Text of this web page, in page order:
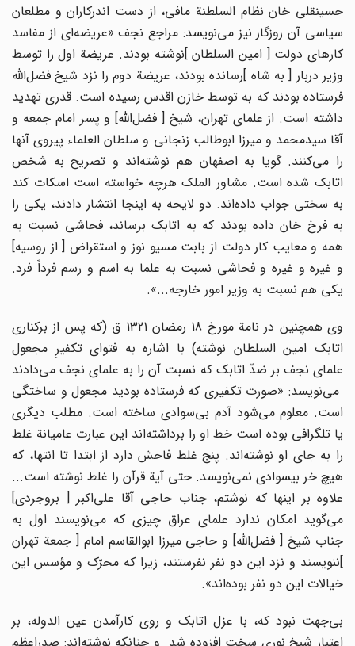
حسینقلى خان نظام السلطنة مافى، از دست اندرکاران و مطلعان
سیاسى آن روزگار نیز مى‌نویسد: مراجع نجف «عریضه‌اى از مفاسد
کارهاى دولت [ امین السلطان ]نوشته بودند. عریضة اول را توسط
وزیر دربار [ به شاه ]رسانده بودند، عریضة دوم را نزد شیخ فضل‌اللّه‌
فرستاده بودند که به توسط خازن اقدس رسیده است. قدرى تهدید
داشته است. از علماى تهران، شیخ [ فضل‌اللّه‌] و پسر امام جمعه و
آقا سیدمحمد و میرزا ابوطالب زنجانى و سلطان العلماء پیروى آنها
را مى‌کنند. گویا به اصفهان هم نوشته‌اند و تصریح به شخص
اتابک شده است. مشاور الملک هرچه خواسته است اسکات کند
به سختى جواب داده‌اند. دو لایحه به اینجا انتشار دادند، یکى را
به فرخ خان داده بودند که به اتابک برساند، فحاشى نسبت به
همه و معایب کار دولت از بابت مسیو نوز و استقراض [ از روسیه]
و غیره و غیره و فحاشى نسبت به علما به اسم و رسم فرداً فرد.
یکى هم نسبت به وزیر امور خارجه...».
وى همچنین در نامة مورخ 18 رمضان 1321 ق (که پس از برکنارى
اتابک امین السلطان نوشته) با اشاره به فتواى تکفیرِ مجعول
علماى نجف بر ضدّ اتابک که نسبت آن را به علماى نجف مى‌دادند
مى‌نویسد: «صورت تکفیرى که فرستاده بودید مجعول و ساختگى
است. معلوم مى‌شود آدم بى‌سوادى ساخته است. مطلب دیگرى
یا تلگرافى بوده است خط او را برداشته‌اند این عبارت عامیانة غلط
را به جاى او نوشته‌اند. پنج غلط فاحش دارد از ابتدا تا انتها، که
هیچ خر بیسوادى نمى‌نویسد. حتى آیة قرآن را غلط نوشته است...
علاوه بر اینها که نوشتم، جناب حاجى آقا على‌اکبر [ بروجردى]
مى‌گوید امکان ندارد علماى عراق چیزى که مى‌نویسند اول به
جناب شیخ [ فضل‌اللّه‌] و حاجى میرزا ابوالقاسم امام [ جمعة تهران
]ننویسند و نزد این دو نفر نفرستند، زیرا که محرّک و مؤسس این
خیالات این دو نفر بوده‌اند».
بى‌جهت نبود که، با عزل اتابک و روى کارآمدن عین الدوله، بر